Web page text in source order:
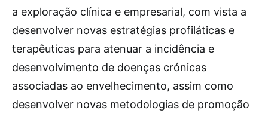
a exploração clínica e empresarial, com vista a
desenvolver novas estratégias profiláticas e
terapêuticas para atenuar a incidência e
desenvolvimento de doenças crónicas
associadas ao envelhecimento, assim como
desenvolver novas metodologias de promoção